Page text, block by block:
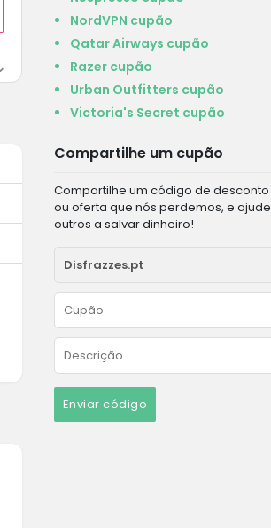
NordVPN cupão
Qatar Airways cupão
Razer cupão
Urban Outfitters cupão
Victoria's Secret cupão
Compartilhe um cupão
Compartilhe um código de desconto
ou oferta que nós perdemos, e ajude
outros a salvar dinheiro!
Enviar código